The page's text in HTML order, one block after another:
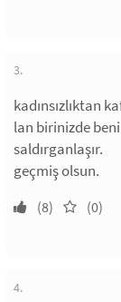
3.
kadınsızlıktan
lan birinizde beni
saldırganlaşır.
geçmiş olsun.
(8) (0)
4.